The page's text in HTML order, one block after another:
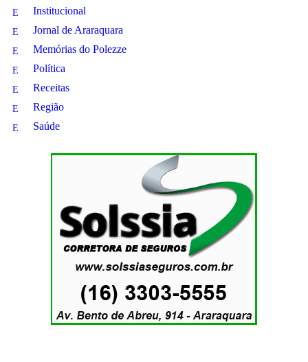
Institucional
Jornal de Araraquara
Memórias do Polezze
Política
Receitas
Região
Saúde